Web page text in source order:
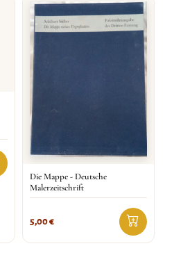
Die Mappe - Deutsche
Malerzeitschrift
5,00€